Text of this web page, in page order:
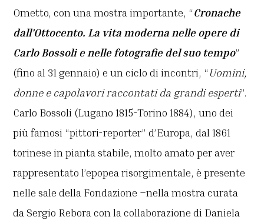
Ometto, con una mostra importante, “Cronache
dall'Ottocento. La vita moderna nelle opere di
Carlo Bossoli e nelle fotografie del suo tempo”
(fino al 31 gennaio) e un ciclo di incontri, “ Uomini,
donne e capolavori raccontati da grandi esperti”.
Carlo Bossoli (Lugano 1815-Torino 1884), uno dei
più famosi “pittori-reporter” d’Europa, dal 1861
torinese in pianta stabile, molto amato per aver
rappresentato l’epopea risorgimentale, è presente
nelle sale della Fondazione –nella mostra curata
da Sergio Rebora con la collaborazione di Daniela